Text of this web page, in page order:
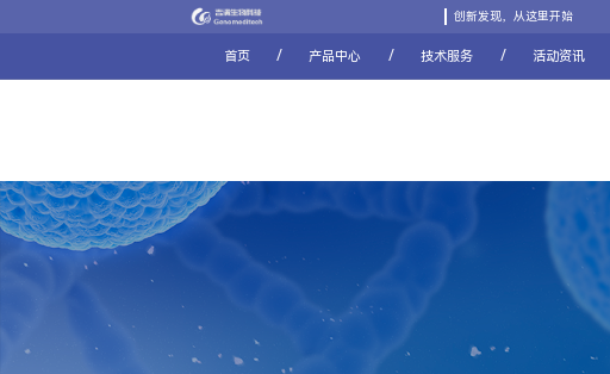
创新发现，从这里开始
首页 / 产品中心 / 技术服务 / 活动资讯